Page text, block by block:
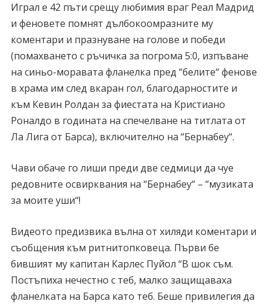
Играл е 42 пъти срещу любимия враг Реал Мадрид
и феновете помнят дълбокоомразните му
коментари и празнуване на голове и победи
(помахването с ръчичка за погрома 5:0, изпъване
на синьо-моравата фланелка пред “белите“ фенове
в храма им след вкаран гол, благодарностите и
към Кевин Ролдан за фиестата на Кристиано
Роналдо в годината на спечелване на титлата от
Ла Лига от Барса), включително на “Бернабеу“.
Чави обаче го лиши преди две седмици да чуе
редовните освирквания на “Бернабеу“ – “музиката
за моите уши“!
Видеото предизвика вълна от хиляди коментари и
съобщения към ритнитопковеца. Първи бе
бившият му капитан Карлес Пуйол “В шок съм.
Постъпиха нечестно с теб, малко защищаваха
фланелката на Барса като теб. Беше привилегия да